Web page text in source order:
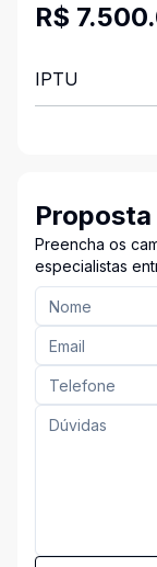
R$
IPTU
Proposta
Preencha os
especialistas